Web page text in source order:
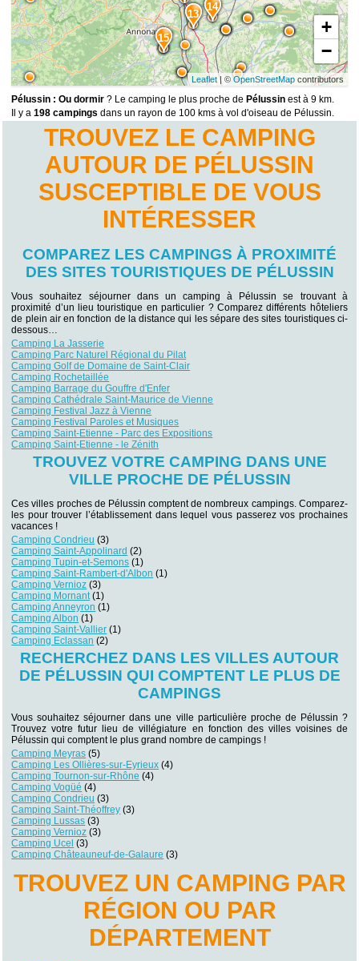
15
14
13
+
−
Leaflet| © OpenStreetMapcontributors
Pélussin : Ou dormir ? Le camping le plus proche de Pélussin est à 9 km.
Il y a198 campings dans un rayon de 100 kms à vol d'oiseau de Pélussin.
TROUVEZ LE CAMPING
AUTOUR DE PÉLUSSIN
SUSCEPTIBLE DE VOUS
INTÉRESSER
COMPAREZ LES CAMPINGS À PROXIMITÉ
DES SITES TOURISTIQUES DE PÉLUSSIN
Vous souhaitez séjourner dans un camping à Pélussin se trouvant à
proximité d’un lieu touristique en particulier ? Comparez différents hôteliers
de plein air en fonction de la distance qui les sépare des sites touristiques ci-
dessous…
Camping La Jasserie
Camping Parc Naturel Régional du Pilat
Camping Golf de Domaine de Saint-Clair
Camping Rochetaillée
Camping Barrage du Gouffre d'Enfer
Camping Cathédrale Saint-Maurice de Vienne
Camping Festival Jazz à Vienne
Camping Festival Paroles et Musiques
Camping Saint-Etienne - Parc des Expositions
Camping Saint-Etienne - le Zénith
TROUVEZ VOTRE CAMPING DANS UNE
VILLE PROCHE DE PÉLUSSIN
Ces villes proches de Pélussin comptent de nombreux campings. Comparez-
les pour trouver l’établissement dans lequel vous passerez vos prochaines
vacances !
Camping Condrieu (3)
Camping Saint-Appolinard (2)
Camping Tupin-et-Semons (1)
Camping Saint-Rambert-d'Albon (1)
Camping Vernioz (3)
Camping Mornant(1)
Camping Anneyron (1)
Camping Albon (1)
Camping Saint-Vallier (1)
Camping Eclassan (2)
RECHERCHEZ DANS LES VILLES AUTOUR
DE PÉLUSSIN QUI COMPTENT LE PLUS DE
CAMPINGS
Vous souhaitez séjourner dans une ville particulière proche de Pélussin ?
Trouvez votre futur lieu de villégiature en fonction des villes voisines de
Pélussin qui comptent le plus grand nombre de campings !
Camping Meyras (5)
Camping Les Ollières-sur-Eyrieux (4)
Camping Tournon-sur-Rhône (4)
Camping Vogüé (4)
Camping Condrieu (3)
Camping Saint-Théoffrey (3)
Camping Lussas (3)
Camping Vernioz (3)
Camping Ucel (3)
Camping Châteauneuf-de-Galaure (3)
TROUVEZ UN CAMPING PAR
RÉGION OU PAR
DÉPARTEMENT